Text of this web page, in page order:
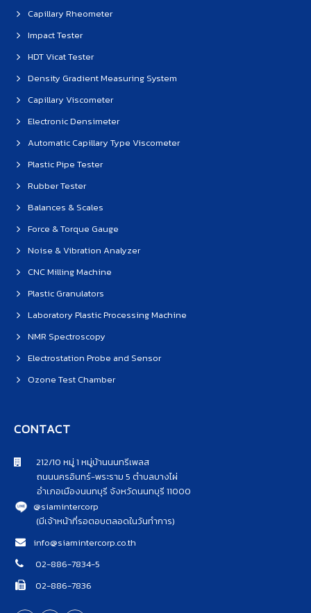
Capillary Rheometer
Impact Tester
HDT Vicat Tester
Density Gradient Measuring System
Capillary Viscometer
Electronic Densimeter
Automatic Capillary Type Viscometer
Plastic Pipe Tester
Rubber Tester
Balances & Scales
Force & Torque Gauge
Noise & Vibration Analyzer
CNC Milling Machine
Plastic Granulators
Laboratory Plastic Processing Machine
NMR Spectroscopy
Electrostation Probe and Sensor
Ozone Test Chamber
CONTACT
212/10 หมู่ 1 หมู่บ้านนนทรีเพลส
ถนนนครอินทร์-พระราม 5 ตำบลบางไผ่
อำเภอเมืองนนทบุรี จังหวัดนนทบุรี 11000
@siamintercorp
(มีเจ้าหน้าที่รอตอบตลอดในวันทำการ)
info@siamintercorp.co.th
02-886-7834-5
02-886-7836